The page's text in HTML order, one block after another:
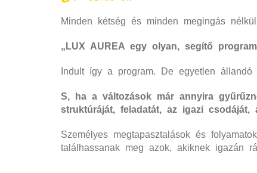
Minden kétség és minden megingás
„LUX AUREA egy olyan, segítő
Indult így a program. De egyetlen
S, ha a változások már annyira
struktúráját, feladatát, az igazi
Személyes megtapasztalások és
találhassanak meg azok, akiknek igazán